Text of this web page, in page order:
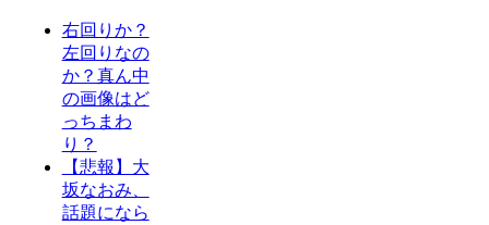
右回りか？
左回りなの
か？真ん中
の画像はど
っちまわ
り？
【悲報】大
坂なおみ、
話題になら